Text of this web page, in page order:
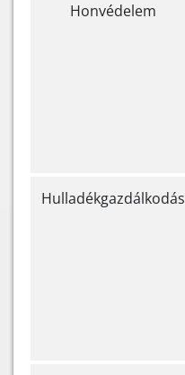
Honvédelem
Hulladékgazdálkodás